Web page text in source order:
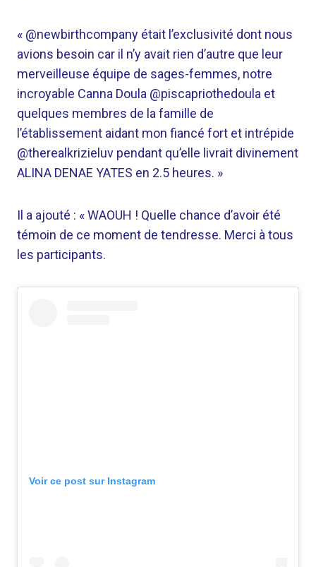
« @newbirthcompany était l’exclusivité dont nous
avions besoin car il n’y avait rien d’autre que leur
merveilleuse équipe de sages-femmes, notre
incroyable Canna Doula @piscapriothedoula et
quelques membres de la famille de
l’établissement aidant mon fiancé fort et intrépide
@therealkrizieluv pendant qu’elle livrait divinement
ALINA DENAE YATES en 2.5 heures. »
Il a ajouté : « WAOUH ! Quelle chance d’avoir été
témoin de ce moment de tendresse. Merci à tous
les participants.
Voir ce post sur Instagram